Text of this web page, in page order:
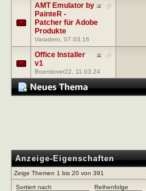
AMT Emulator by
PainteR -
Patcher für Adobe
Produkte
Varadero , 07.03.16
Office Installer
v1
Boerslover22 , 11.03.24
Anzeige-Eigenschaften
Zeige Themen 1 bis 20 von 391
Sortiert nach Reihenfolge